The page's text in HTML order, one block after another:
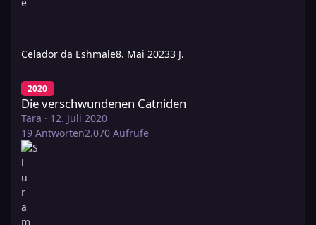
Celador da Eshmale8. Mai 20233 J.
2020
Die verschwundenen Catniden
Tara · 12. Juli 2020
19 Antworten2.070 Aufrufe